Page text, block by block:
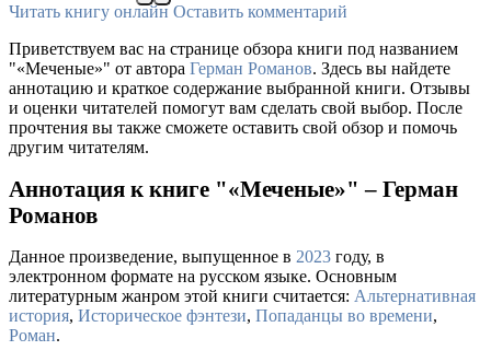
Читать книгу онлайн Оставить комментарий
Приветствуем вас на странице обзора книги под названием
"«Меченые»" от автора Герман Романов. Здесь вы найдете
аннотацию и краткое содержание выбранной книги. Отзывы
и оценки читателей помогут вам сделать свой выбор. После
прочтения вы также сможете оставить свой обзор и помочь
другим читателям.
Аннотация к книге "«Меченые»" – Герман
Романов
Данное произведение, выпущенное в 2023 году, в
электронном формате на русском языке. Основным
литературным жанром этой книги считается: Альтернативная
история, Историческое фэнтези, Попаданцы во времени,
Роман.